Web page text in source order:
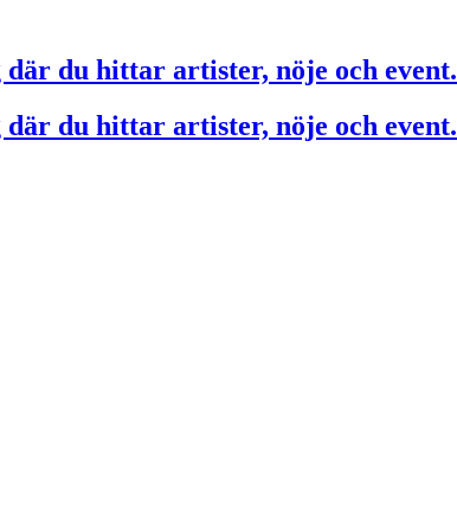
du hittar artister, nöje och event.
du hittar artister, nöje och event.